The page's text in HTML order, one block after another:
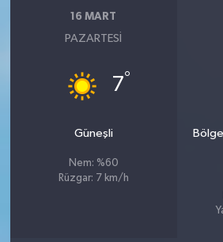
16 MART
PAZARTESI
7°
Güneşli
Nem: %60
Rüzgar: 7 km/h